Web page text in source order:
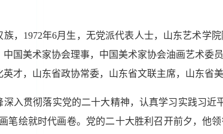
族，1972年6月生，无党派代表人士，山东艺术学
中国美术家协会理事，中国美术家协会油画艺术委
才，山东省政协常委，山东省文联主席，山东省美
深入贯彻落实党的二十大精神，认真学习实践习近
笔绘就时代画卷。党的二十大胜利召开前夕，他